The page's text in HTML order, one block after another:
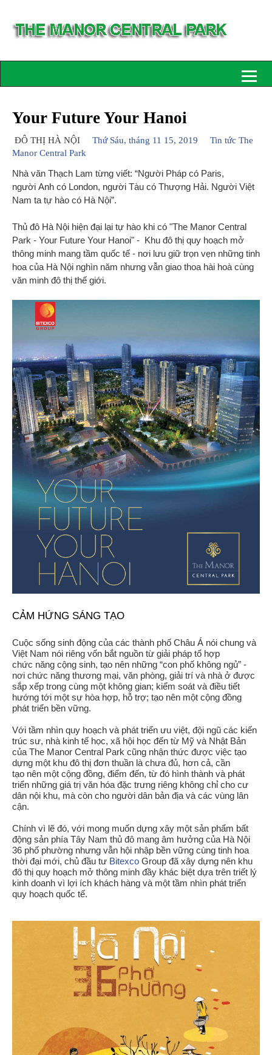
Your Future Your Hanoi
ĐÔ THỊ HÀ NỘI Thứ Sáu, tháng 11 15, 2019
Tin tức The
Manor Central Park
Nhà văn Thạch Lam từng viết: “Người Pháp có Paris,
người Anh có London, người Tàu có Thượng Hải. Người Việt
Nam ta tự hào có Hà Nội”.
Thủ đô Hà Nội hiện đại lại tự hào khi có "The Manor Central
Park - Your Future Your Hanoi" - Khu đô thị quy hoạch mở
thông minh mang tầm quốc tế - nơi lưu giữ trọn vẹn những tinh
hoa của Hà Nội nghìn năm nhưng vẫn giao thoa hài hoà cùng
văn minh đô thị thế giới.
CẢM HỨNG SÁNG TẠO
Cuộc sống sinh động của các thành phố Châu Á nói chung và
Việt Nam nói riêng vốn bắt nguồn từ giải pháp tổ hợp
chức năng cộng sinh, tạo nên những “con phố không ngủ” -
nơi chức năng thương mại, văn phòng, giải trí và nhà ở được
sắp xếp trong cùng một không gian; kiểm soát và điều tiết
hướng tới một sự hòa hợp, hỗ trợ; tạo nên một cộng đồng
phát triển bền vững.
Với tầm nhìn quy hoạch và phát triển ưu việt, đội ngũ các kiến
trúc sư, nhà kinh tế học, xã hội học đến từ Mỹ và Nhật Bản
của The Manor Central Park cũng nhận thức được việc tạo
dựng một khu đô thị đơn thuần là chưa đủ, hơn cả, cần
tạo nên một cộng đồng, điểm đến, từ đó hình thành và phát
triển những giá trị văn hóa đặc trưng riêng không chỉ cho cư
dân nội khu, mà còn cho người dân bản địa và các vùng lân
cận.
Chính vì lẽ đó, với mong muốn dựng xây một sản phẩm bất
động sản phía Tây Nam thủ đô mang âm hưởng của Hà Nội
36 phố phường nhưng vẫn hội nhập bền vững cùng tinh hoa
thời đại mới, chủ đầu tư Bitexco Group đã xây dựng nên khu
đô thị quy hoạch mở thông minh đầy khác biệt dựa trên triết lý
kinh doanh vì lợi ích khách hàng và một tầm nhìn phát triển
quy hoạch quốc tế.